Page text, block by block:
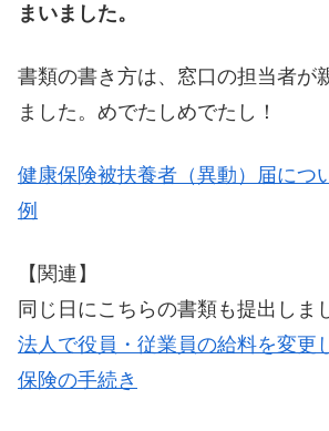
まいました。
書類の書き方は、窓口の担当者が
ました。めでたしめでたし！
健康保険被扶養者（異動）届につ
例
【関連】
同じ日にこちらの書類も提出しま
法人で役員・従業員の給料を変更
保険の手続き